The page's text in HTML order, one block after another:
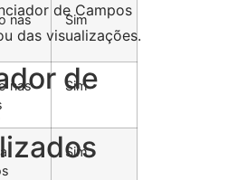
nas
Sim
nas
Sim
Sim
de Campos
das visualizações.
de